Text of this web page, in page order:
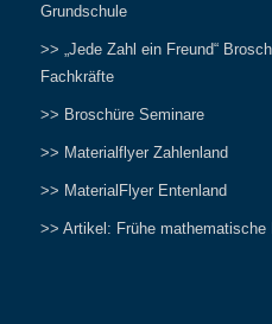
Grundschule
>> „Jede Zahl ein Freund“
Fachkräfte
>> Broschüre Seminare
>> Materialflyer Zahlenland
>> MaterialFlyer Entenland
>> Artikel: Frühe mathematische